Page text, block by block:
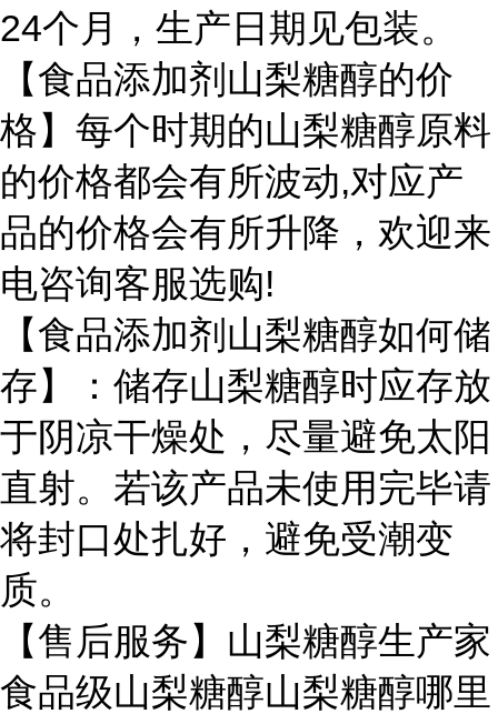
24个月，生产日期见包装。
【食品添加剂山梨糖醇的价
格】每个时期的山梨糖醇原料
的价格都会有所波动,对应产
品的价格会有所升降，欢迎来
电咨询客服选购!
【食品添加剂山梨糖醇如何储
存】：储存山梨糖醇时应存放
于阴凉干燥处，尽量避免太阳
直射。若该产品未使用完毕请
将封口处扎好，避免受潮变
质。
【售后服务】山梨糖醇生产家
食品级山梨糖醇山梨糖醇哪里